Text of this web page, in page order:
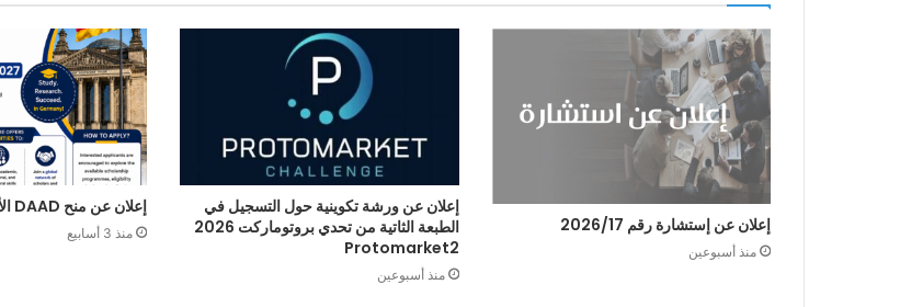
إعلان عن إستشارة رقم 2026/17
منذ أسبوعين
إعلان عن ورشة تكوينية حول التسجيل في
الطبعة الثاتية من تحدي بروتوماركت 2026
Protomarket2
منذ أسبوعين
إعلان عن منح DAAD الألمانية لسنة 2027
منذ 3 أسابيع